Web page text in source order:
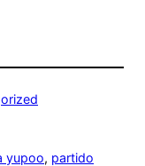
yupoo, partido